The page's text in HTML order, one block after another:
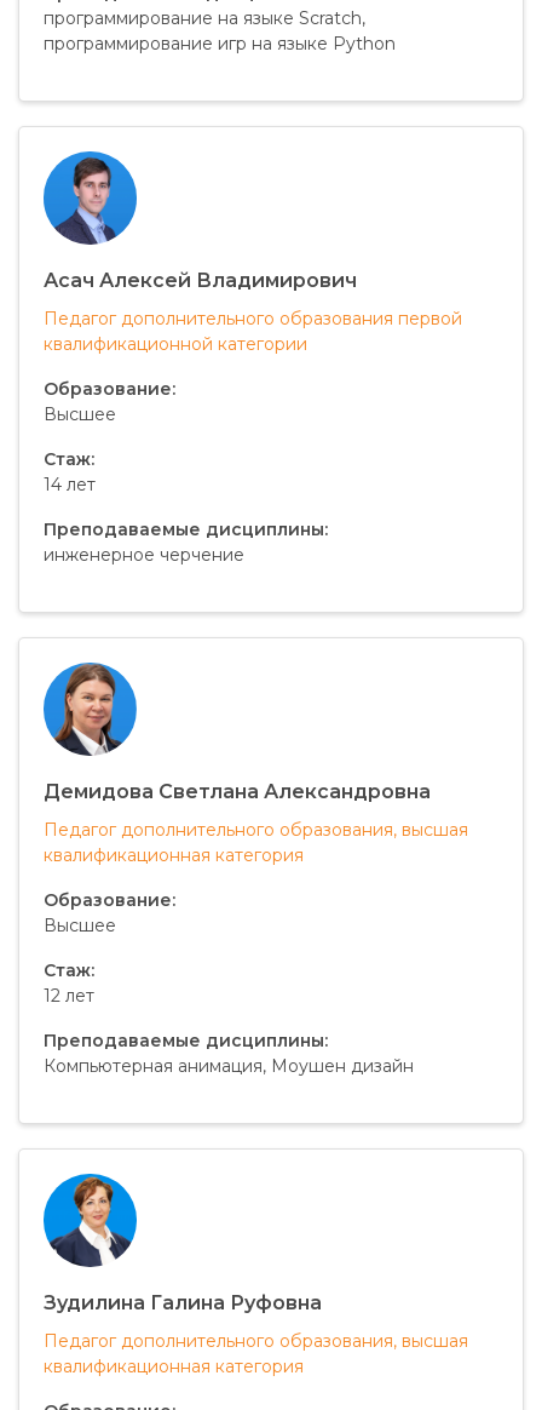
программирование на языке Scratch,
программирование игр на языке Python
Асач Алексей Владимирович
Педагог дополнительного образования первой
квалификационной категории
Образование:
Высшее
Стаж:
14 лет
Преподаваемые дисциплины:
инженерное черчение
Демидова Светлана Александровна
Педагог дополнительного образования, высшая
квалификационная категория
Образование:
Высшее
Стаж:
12 лет
Преподаваемые дисциплины:
Компьютерная анимация, Моушен дизайн
Зудилина Галина Руфовна
Педагог дополнительного образования, высшая
квалификационная категория